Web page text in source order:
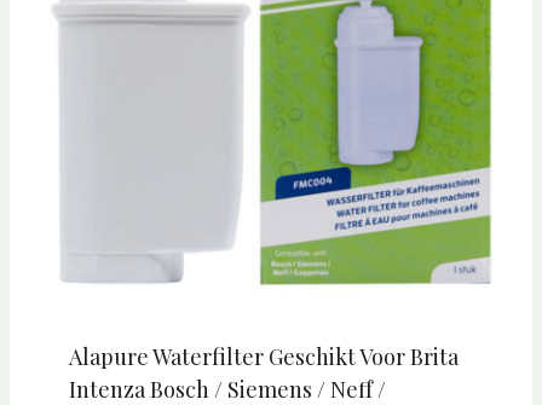
Alapure Waterfilter Geschikt Voor Brita
Intenza Bosch / Siemens / Neff /